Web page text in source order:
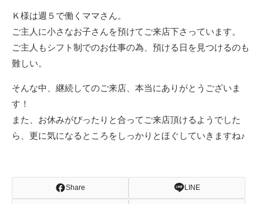
Ｋ様は週５で働くママさん。
ご主人に小さなお子さんを預けてご来店下さっています。
ご主人もシフト制でのお仕事の為、預ける日を見つけるのも
難しい。
そんな中、継続してのご来店、本当にありがとうございま
す！
また、お休みがぴったりと合ってご来店頂けるようでした
ら、更に気になるところをしっかりとほぐしていきますね♪
Share LINE